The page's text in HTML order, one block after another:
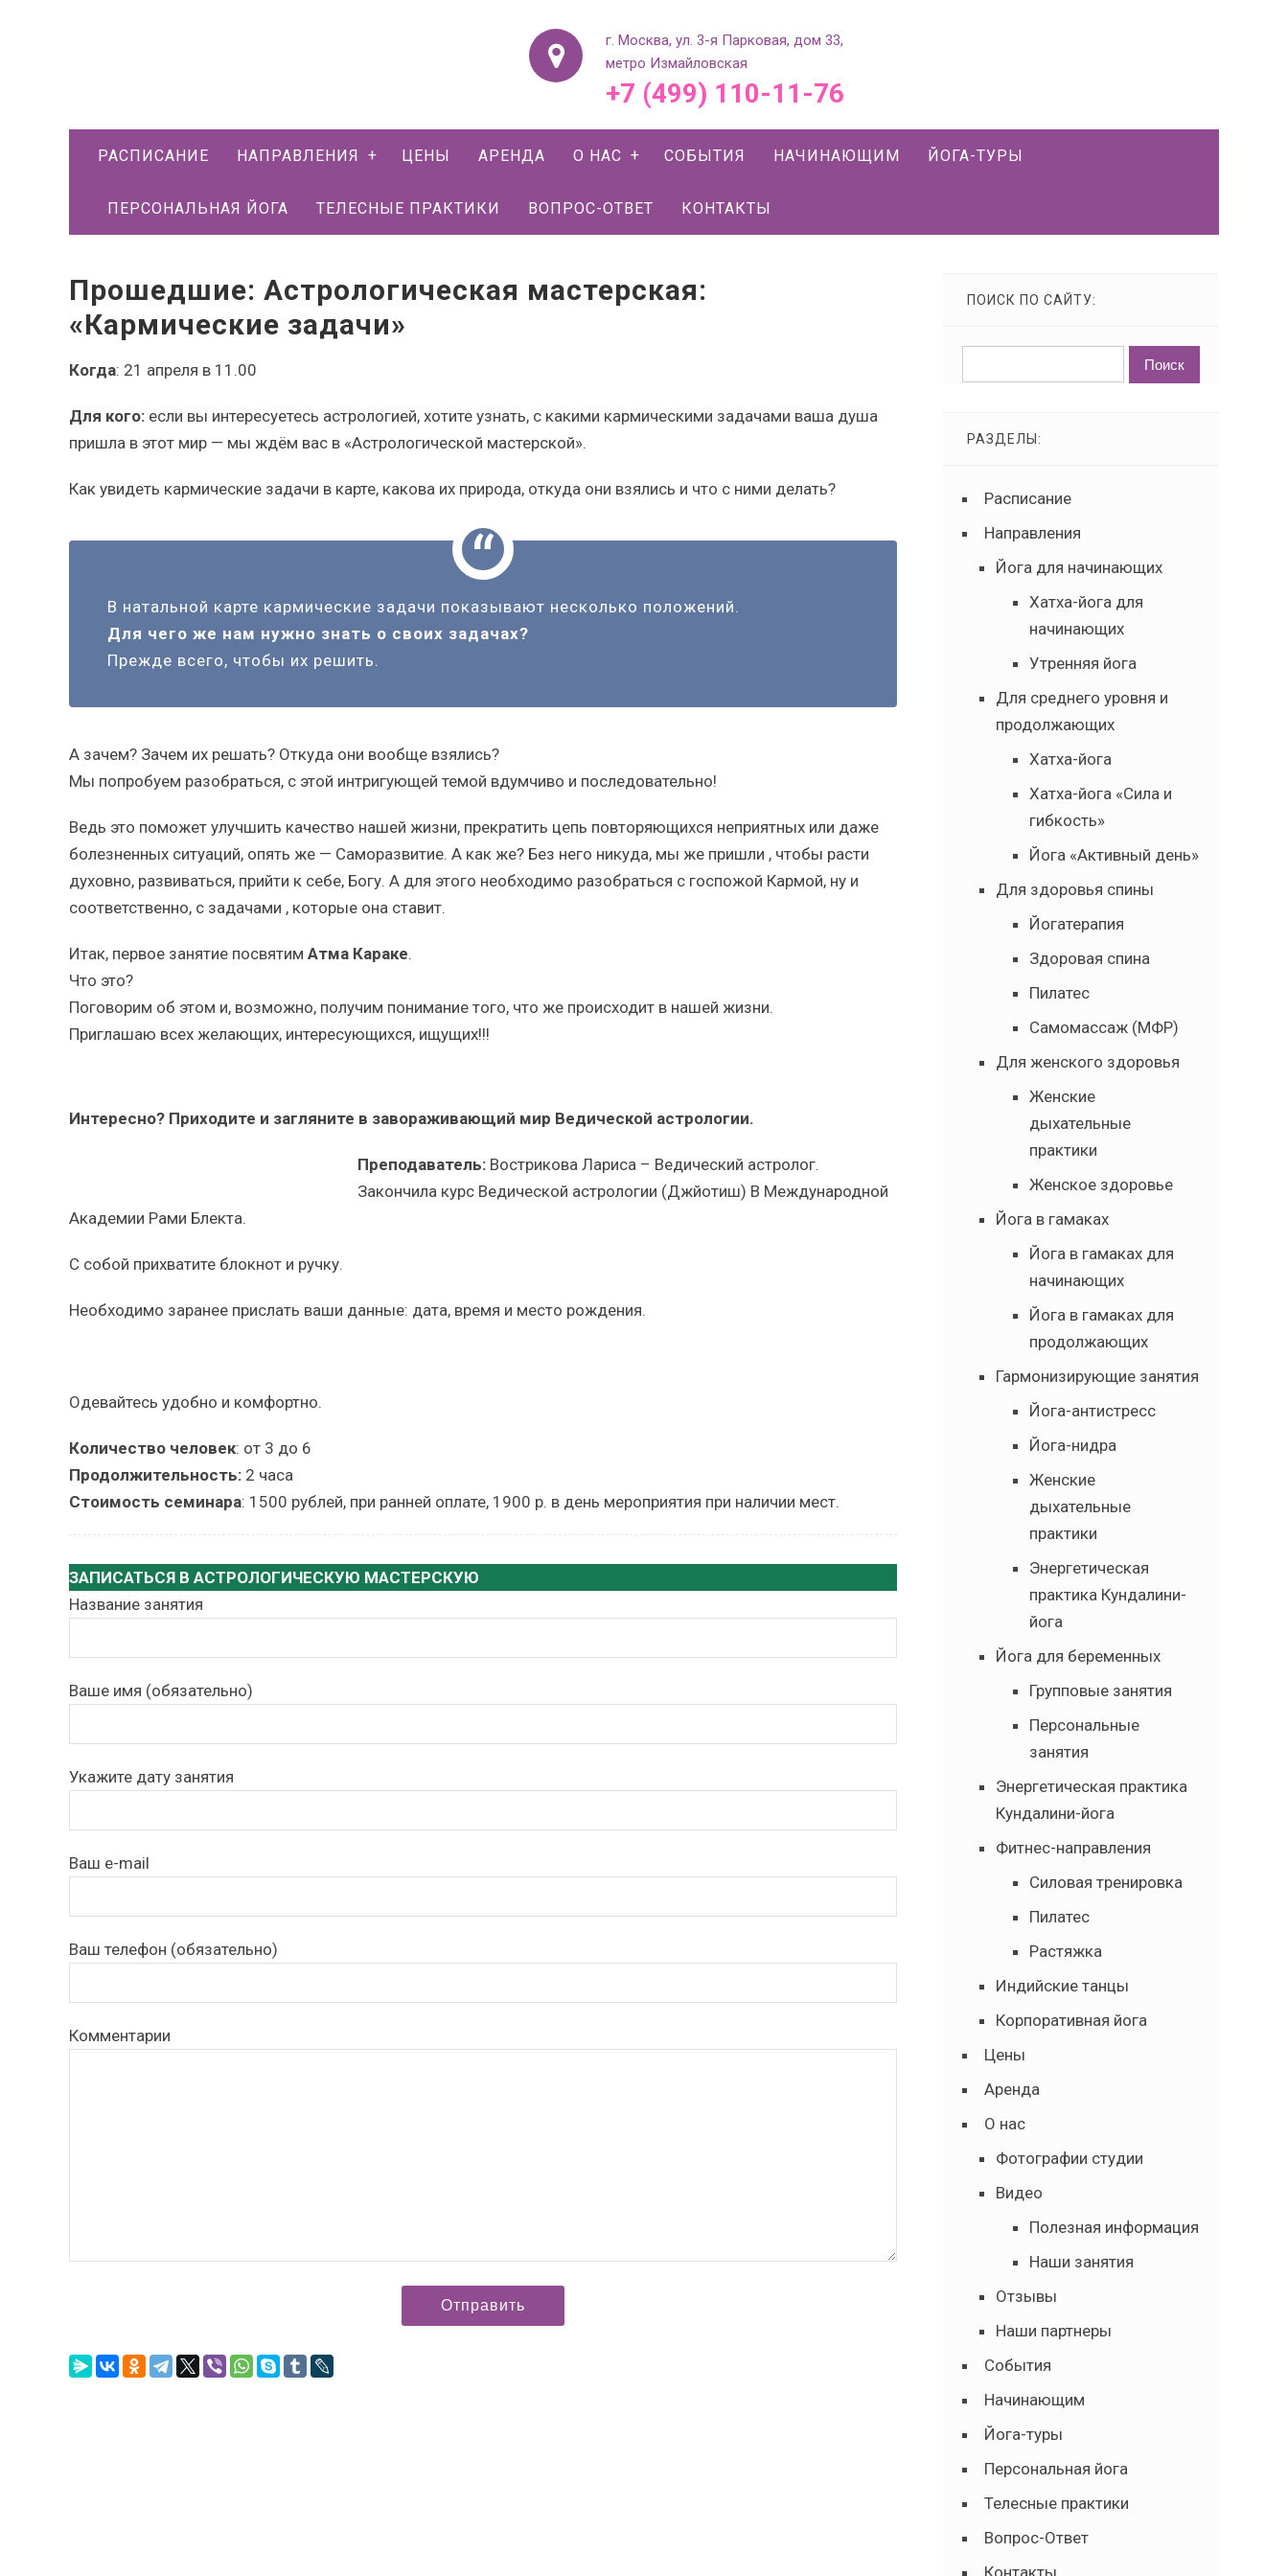
г. Москва, ул. 3-я Парковая, дом 33,
метро Измайловская
+7 (499) 110-11-76
РАСПИСАНИЕ НАПРАВЛЕНИЯ ЦЕНЫ АРЕНДА О НАС СОБЫТИЯ НАЧИНАЮЩИМ ЙОГА-ТУРЫ
ПЕРСОНАЛЬНАЯ ЙОГА ТЕЛЕСНЫЕ ПРАКТИКИ ВОПРОС-ОТВЕТ КОНТАКТЫ
Прошедшие: Астрологическая мастерская:
«Кармические задачи»
Когда: 21 апреля в 11.00
Для кого: если вы интересуетесь астрологией, хотите узнать, с какими кармическими задачами ваша душа
пришла в этот мир — мы ждём вас в «Астрологической мастерской».
Как увидеть кармические задачи в карте, какова их природа, откуда они взялись и что с ними делать?
В натальной карте кармические задачи показывают несколько положений.
Для чего же нам нужно знать о своих задачах?
Прежде всего, чтобы их решить.
А зачем? Зачем их решать? Откуда они вообще взялись?
Мы попробуем разобраться, с этой интригующей темой вдумчиво и последовательно!
Ведь это поможет улучшить качество нашей жизни, прекратить цепь повторяющихся неприятных или даже
болезненных ситуаций, опять же — Саморазвитие. А как же? Без него никуда, мы же пришли , чтобы расти
духовно, развиваться, прийти к себе, Богу. А для этого необходимо разобраться с госпожой Кармой, ну и
соответственно, с задачами , которые она ставит.
Итак, первое занятие посвятим Атма Караке.
Что это?
Поговорим об этом и, возможно, получим понимание того, что же происходит в нашей жизни.
Приглашаю всех желающих, интересующихся, ищущих!!!
Интересно? Приходите и загляните в завораживающий мир Ведической астрологии.
Преподаватель: Вострикова Лариса – Ведический астролог.
Закончила курс Ведической астрологии (Джйотиш) В Международной
Академии Рами Блекта.
С собой прихватите блокнот и ручку.
Необходимо заранее прислать ваши данные: дата, время и место рождения.
Одевайтесь удобно и комфортно.
Количество человек: от 3 до 6
Продолжительность: 2 часа
Стоимость семинара: 1500 рублей, при ранней оплате, 1900 р. в день мероприятия при наличии мест.
ЗАПИСАТЬСЯ В АСТРОЛОГИЧЕСКУЮ МАСТЕРСКУЮ
Название занятия
Ваше имя (обязательно)
Укажите дату занятия
Ваш e-mail
Ваш телефон (обязательно)
Комментарии
ПОИСК ПО САЙТУ:
РАЗДЕЛЫ:
Расписание
Направления
Йога для начинающих
Хатха-йога для
начинающих
Утренняя йога
Для среднего уровня и
продолжающих
Хатха-йога
Хатха-йога «Сила и
гибкость»
Йога «Активный день»
Для здоровья спины
Йогатерапия
Здоровая спина
Пилатес
Самомассаж (МФР)
Для женского здоровья
Женские
дыхательные
практики
Женское здоровье
Йога в гамаках
Йога в гамаках для
начинающих
Йога в гамаках для
продолжающих
Гармонизирующие занятия
Йога-антистресс
Йога-нидра
Женские
дыхательные
практики
Энергетическая
практика Кундалини-
йога
Йога для беременных
Групповые занятия
Персональные
занятия
Энергетическая практика
Кундалини-йога
Фитнес-направления
Силовая тренировка
Пилатес
Растяжка
Индийские танцы
Корпоративная йога
Цены
Аренда
О нас
Фотографии студии
Видео
Полезная информация
Наши занятия
Отзывы
Наши партнеры
События
Начинающим
Йога-туры
Персональная йога
Телесные практики
Вопрос-Ответ
Контакты